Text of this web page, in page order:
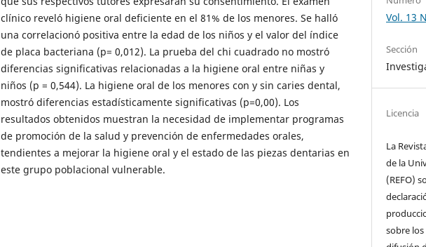
clínico reveló higiene oral deficiente en el 81% de los menores. Se halló
una correlacionó positiva entre la edad de los niños y el valor del índice
de placa bacteriana (p= 0,012). La prueba del chi cuadrado no mostró
diferencias significativas relacionadas a la higiene oral entre niñas y
niños (p = 0,544). La higiene oral de los menores con y sin caries dental,
mostró diferencias estadísticamente significativas (p=0,00). Los
resultados obtenidos muestran la necesidad de implementar programas
de promoción de la salud y prevención de enfermedades orales,
tendientes a mejorar la higiene oral y el estado de las piezas dentarias en
este grupo poblacional vulnerable.
Vol. 13
Sección
Licencia
La
de la
(REFO)
sobre